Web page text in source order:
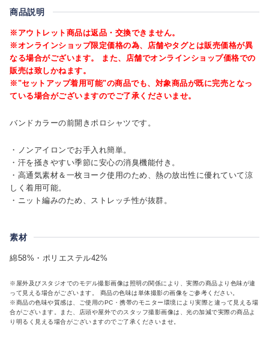
商品説明
※アウトレット商品は返品・交換できません。
※オンラインショップ限定価格の為、店舗やタグとは販売価格が異
なる場合がございます。 また、店舗でオンラインショップ価格での
販売は致しかねます。
※"セットアップ着用可能"の商品でも、対象商品が既に完売となっ
ている場合がございますのでご了承くださいませ。
バンドカラーの前開きポロシャツです。
・ノンアイロンでお手入れ簡単。
・汗を掻きやすい季節に安心の消臭機能付き。
・高通気素材＆一枚ヨーク使用のため、熱の放出性に優れていて涼
しく着用可能。
・ニット編みのため、ストレッチ性が抜群。
素材
綿58%・ポリエステル42%
※屋外及びスタジオでのモデル撮影画像は照明の関係により、実際の商品より色味が違
って見える場合がございます。 商品の色味は単体撮影の画像をご参考ください。
※商品の色味や質感は、ご使用のPC・携帯のモニター環境により実際と違って見える場
合がございます。また、店頭や屋外でのスタッフ撮影画像は、光の加減で実際の商品よ
り明るく見える場合がございますのでご了承くださいませ。